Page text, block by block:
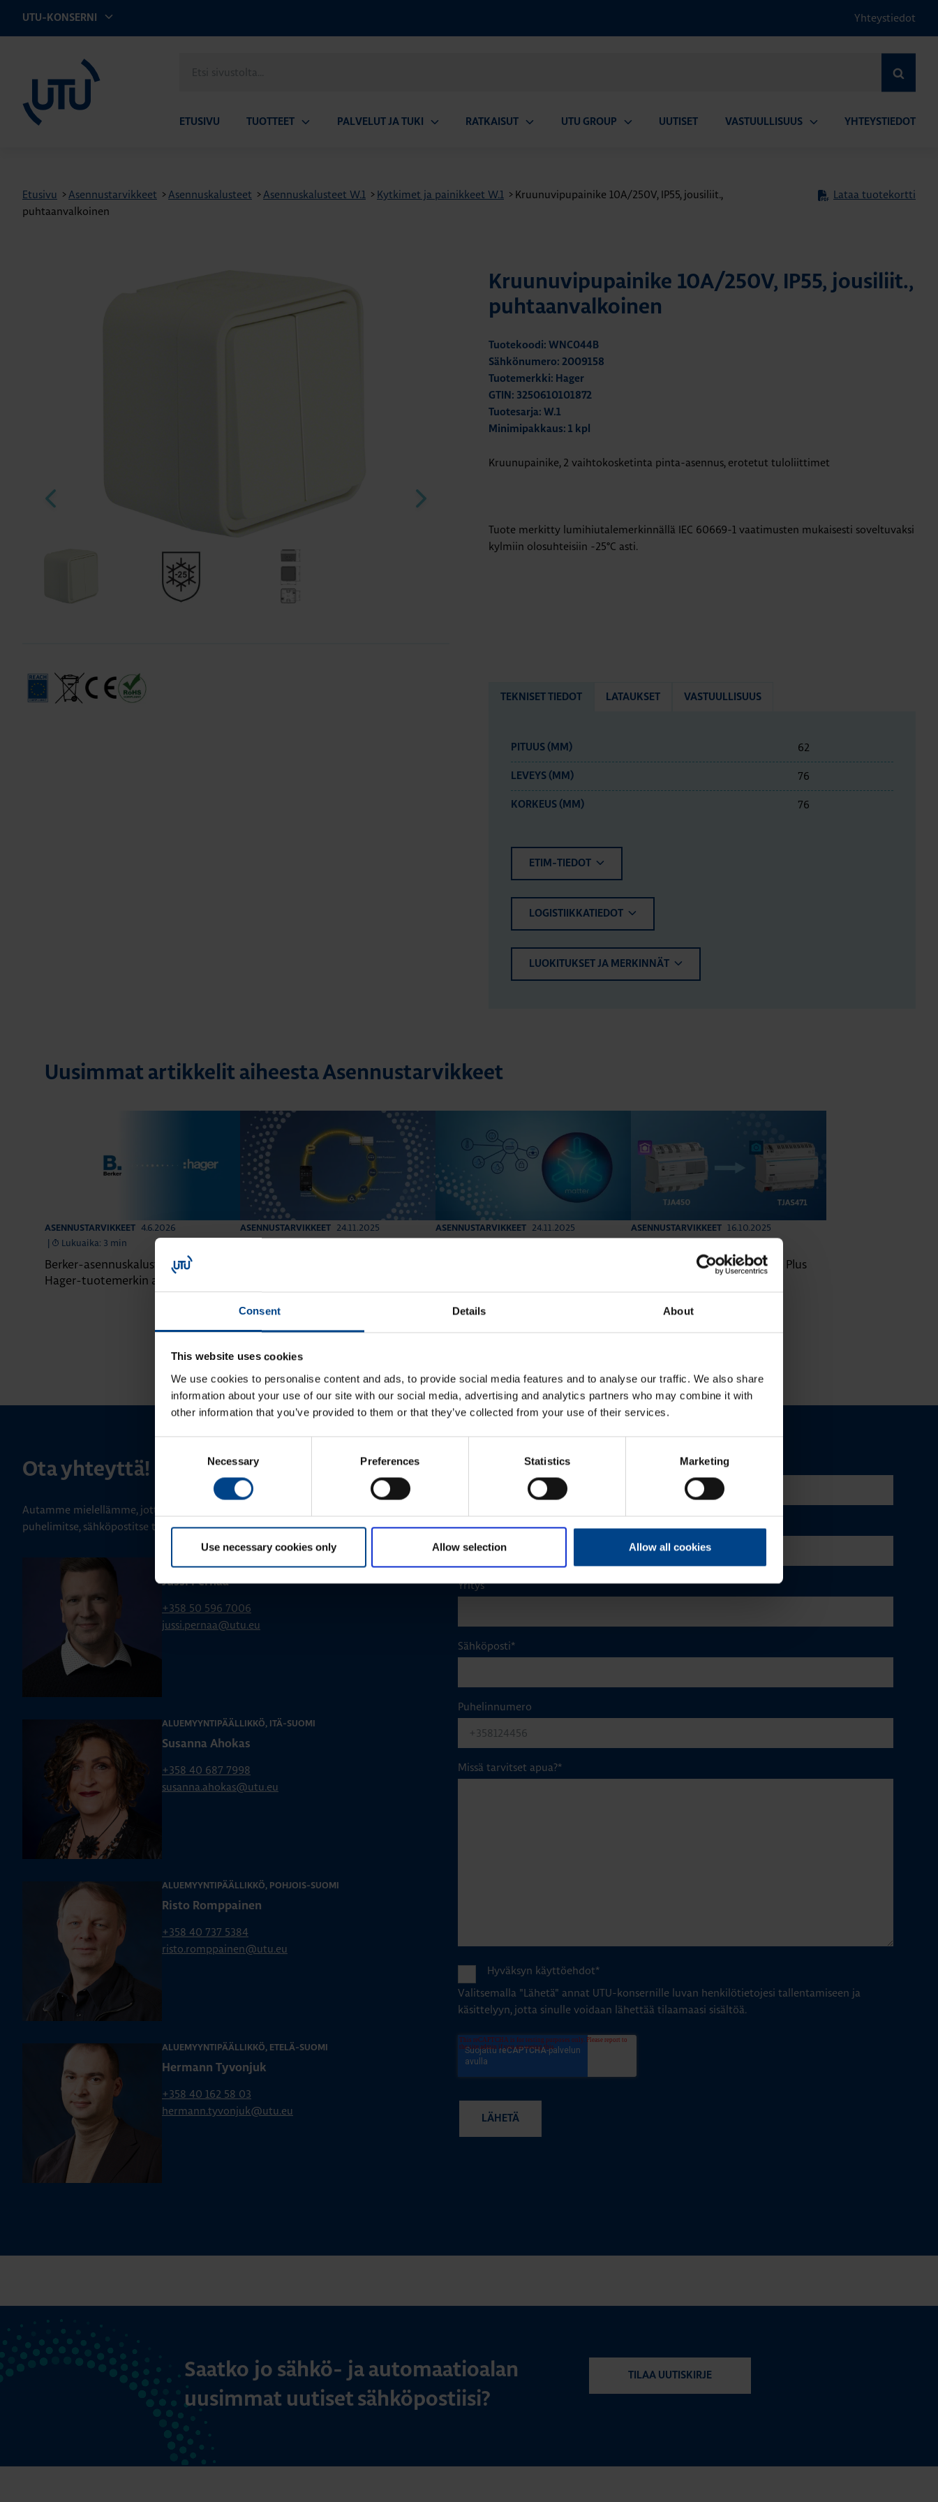
Consent Details About
This website uses cookies
We use cookies to personalise content and ads, to provide social media features and to analyse our traffic. We also share
information about your use of our site with our social media, advertising and analytics partners who may combine it with
other information that you’ve provided to them or that they’ve collected from your use of their services.
Necessary Preferences Statistics Marketing
Use necessary cookies only Allow selection Allow all cookies
UTU-KONSERNI Yhteystiedot
sivustolta
ETUSIVU TUOTTEET PALVELUT JA TUKI RATKAISUT UTU GROUP UUTISET VASTUULLISUUS YHTEYSTIEDOT
Etusivu >Asennustarvikkeet >Asennuskalusteet >Asennuskalusteet W.1 > Kytkimet ja painikkeet W.1 > Kruunuvipupainike 10A/250V, IP55, jousiliit.,
puhtaanvalkoinen
Lataa tuotekortti
Kruunuvipupainike 10A/250V, IP55, jousiliit.,
puhtaanvalkoinen
Tuotekoodi: WNC044B
Sähkönumero: 2009158
Tuotemerkki: Hager
GTIN: 3250610101872
Tuotesarja: W.1
Minimipakkaus: 1 kpl
Kruunupainike, 2 vaihtokosketinta pinta-asennus, erotetut tuloliittimet
Tuote merkitty lumihiutalemerkinnällä IEC 60669-1 vaatimusten mukaisesti soveltuvaksi
kylmiin olosuhteisiin -25°C asti.
TEKNISET TIEDOT LATAUKSET VASTUULLISUUS
PITUUS (MM) 62
LEVEYS (MM) 76
KORKEUS (MM) 76
ETIM-TIEDOT
LOGISTIIKKATIEDOT
LUOKITUKSET JA MERKINNÄT
Uusimmat artikkelit aiheesta Asennustarvikkeet
ASENNUSTARVIKKEET
4.6.2026
|
Lukuaika: 3 min
Berker-asennuskalusteet siirtyvät
Hager-tuotemerkin alle
ASENNUSTARVIKKEET
24.11.2025
ASENNUSTARVIKKEET
24.11.2025
ASENNUSTARVIKKEET
16.10.2025
Uuden sukupolven domovea Plus
korvaa domovea V1:n
KATSO LISÄÄ ARTIKKELEITA
Ota yhteyttä!
Autamme mielellämme, jotta löydämme sinulle parhaan ratkaisun. Otathan yhteyttä
puhelimitse, sähköpostitse tai verkkolomakkeen kautta.
Jussi Pernaa
+358 50 596 7006
jussi.pernaa@utu.eu
ALUEMYYNTIPÄÄLLIKKÖ, ITÄ-SUOMI
Susanna Ahokas
+358 40 687 7998
susanna.ahokas@utu.eu
ALUEMYYNTIPÄÄLLIKKÖ, POHJOIS-SUOMI
Risto Romppainen
+358 40 737 5384
risto.romppainen@utu.eu
ALUEMYYNTIPÄÄLLIKKÖ, ETELÄ-SUOMI
Hermann Tyvonjuk
+358 40 162 58 03
hermann.tyvonjuk@utu.eu
Sukunimi*
Yritys
Sähköposti*
Puhelinnumero
Missä tarvitset apua?*
Hyväksyn käyttöehdot*
Valitsemalla "Lähetä" annat UTU-konsernille luvan henkilötietojesi tallentamiseen ja
käsittelyyn, jotta sinulle voidaan lähettää tilaamaasi sisältöä.
Saatko jo sähkö- ja automaatioalan
uusimmat uutiset sähköpostiisi?
TILAA UUTISKIRJE